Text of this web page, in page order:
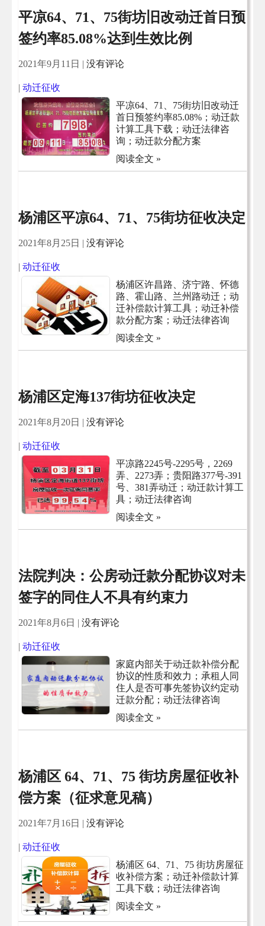
平凉64、71、75街坊旧改动迁首日预
签约率85.08%达到生效比例
2021年9月11日 | 没有评论
| 动迁征收
平凉64、71、75街坊旧改动迁
首日预签约率85.08%；动迁款
计算工具下载；动迁法律咨
询；动迁款分配方案
阅读全文 »
杨浦区平凉64、71、75街坊征收决定
2021年8月25日 | 没有评论
| 动迁征收
杨浦区许昌路、济宁路、怀德
路、霍山路、兰州路动迁；动
迁补偿款计算工具；动迁补偿
款分配方案；动迁法律咨询
阅读全文 »
杨浦区定海137街坊征收决定
2021年8月20日 | 没有评论
| 动迁征收
平凉路2245号-2295号，2269
弄、2273弄；贵阳路377号-391
号、381弄动迁；动迁款计算工
具；动迁法律咨询
阅读全文 »
法院判决：公房动迁款分配协议对未
签字的同住人不具有约束力
2021年8月6日 | 没有评论
| 动迁征收
家庭内部关于动迁款补偿分配
协议的性质和效力；承租人同
住人是否可事先签协议约定动
迁款分配；动迁法律咨询
阅读全文 »
杨浦区 64、71、75 街坊房屋征收补
偿方案（征求意见稿）
2021年7月16日 | 没有评论
| 动迁征收
杨浦区 64、71、75 街坊房屋征
收补偿方案；动迁补偿款计算
工具下载；动迁法律咨询
阅读全文 »